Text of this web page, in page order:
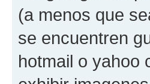
(a menos que
se encuentren
hotmail o yahoo